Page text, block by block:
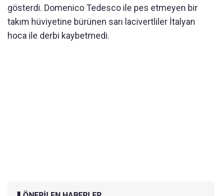
gösterdi. Domenico Tedesco ile pes etmeyen bir
takım hüviyetine bürünen sarı lacivertliler İtalyan
hoca ile derbi kaybetmedi.